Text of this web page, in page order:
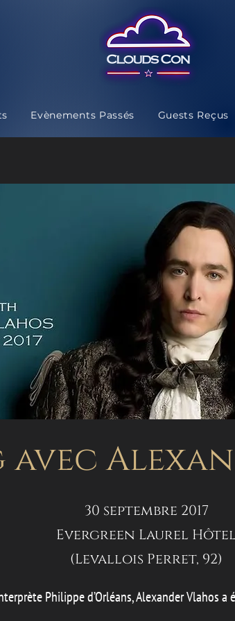
Evènements Passés Guests Reçus
avec
30 septembre 2017
Evergreen Laurel
(Levallois Perret, 92)
Philippe d’Orléans, Alexander Vlahos